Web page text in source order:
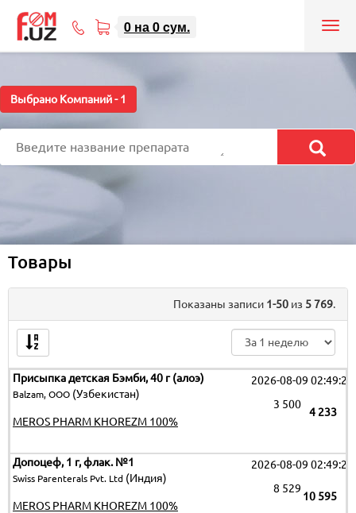
0 на0cум.
207-
08
Выбрано Компаний -1
Товары
Показаны записи 1-50 из 5 769.
Присыпка детская Бэмби, 40 г (алоэ)
Balzam, ООО (Узбекистан)
2026-08-09 02:49:25
4 233
3 500
MEROS PHARM KHOREZM 100%
Допоцеф, 1 г, флак. №1
Swiss Parenterals Pvt. Ltd (Индия)
2026-08-09 02:49:25
10 595
8 529
MEROS PHARM KHOREZM 100%